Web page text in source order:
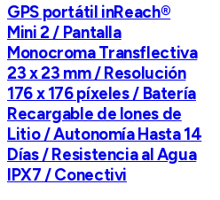
GPS portátil inReach®
Mini 2 / Pantalla
Monocroma Transflectiva
23 x 23 mm / Resolución
176 x 176 píxeles / Batería
Recargable de Iones de
Litio / Autonomía Hasta 14
Días / Resistencia al Agua
IPX7 / Conectivi